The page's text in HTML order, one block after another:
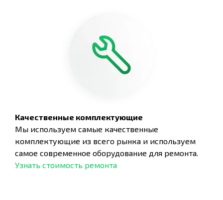
Качественные комплектующие
Мы используем самые качественные
комплектующие из всего рынка и используем
самое современное оборудование для ремонта.
Узнать стоимость ремонта